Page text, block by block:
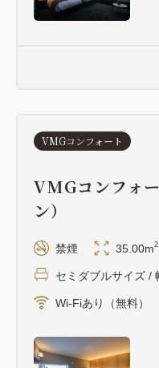
⑤サロンスパ 130
＊インルーム（客室）
＊料金は消費税・サー
■店舗：PUAMANA
歩10分）
▷公式サイト https://
■注意事項
・体験メニューによ
が異なります。
VMGコンフォート
VMGコンフォ
ン）
禁煙 35.00m2
セミダブルサイズ /
Wi-Fiあり（無料）